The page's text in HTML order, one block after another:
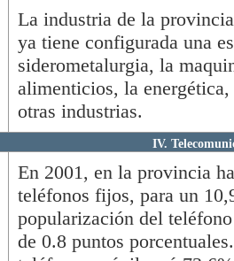
La industria de la
ya tiene configurada una
siderometalurgia, la
alimenticios, la
otras industrias.
IV.
En 2001, en la provincia
teléfonos fijos, para un
popularización del
de 0.8 puntos